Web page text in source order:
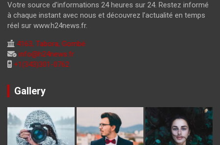
Votre source d'informations 24 heures sur 24. Restez informé
à chaque instant avec nous et découvrez l’actualité en temps
réel sur www.h24news.fr.
4163, Tabora, Gombé
info@h24news.fr
+1(343)301-0762
Gallery